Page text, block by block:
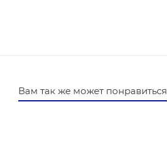
Вам так же может понравиться